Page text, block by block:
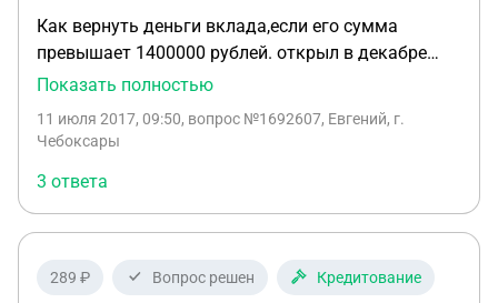
Как вернуть деньги вклада,если его сумма
превышает 1400000 рублей. открыл в декабре
2016 года депозит на 5000000 рублей в банке
выплаты кредиторам. Как мне поступить? Я
накопленные за долгую жизнь деньги
Показать полностью
11 июля 2017, 09:50, вопрос №1692607, Евгений, г.
Чебоксары
3 ответа
289 ₽ Вопрос решен Кредитование